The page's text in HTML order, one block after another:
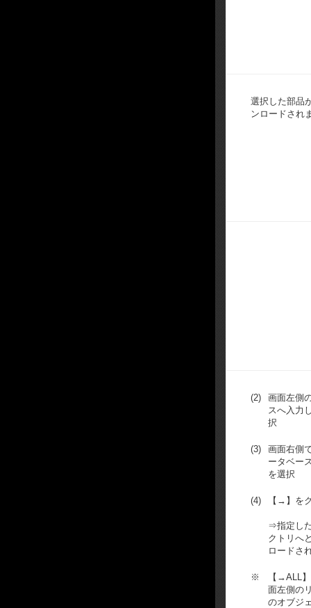
選択した部品
ンロードされ
(2)
画面左側
スへ入力
択
(3)
画面右側
ータベー
を選択
(4) 【→】を
⇒指定し
クトリへ
ロードさ
※
【→ALL
面左側の
のオブジ